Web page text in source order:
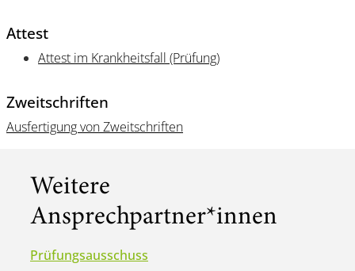
Attest
Attest im Krankheitsfall (Prüfung)
Zweitschriften
Ausfertigung von Zweitschriften
Weitere
Ansprechpartner*innen
Prüfungsausschuss